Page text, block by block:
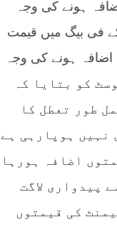
ہونے کی وجہ
سیمنٹ کے فی بیگ میں قیمت
ماہ کے دوران 150روپے فی بیگ میں اضافہ ہونے کی وجہ
پنڈی پوسٹ کو بتایا کہ
طور تعطل کا
نہیں ہوپارہی ہے
اضافہ ہورہا
پیدواری لاگت
کی قیمتوں